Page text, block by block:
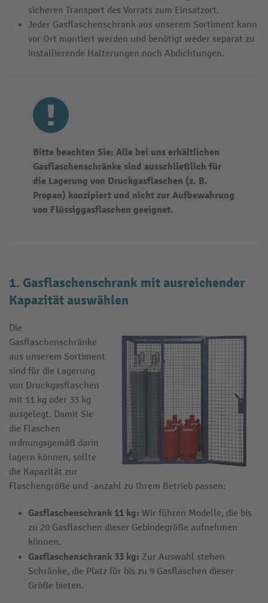
sicheren Transport des Vorrats zum Einsatzort.
Jeder Gasflaschenschrank aus unserem Sortiment kann
vor Ort montiert werden und benötigt weder separat zu
installierende Halterungen noch Abdichtungen.
Bitte beachten Sie: Alle bei uns erhältlichen
Gasflaschenschränke sind ausschließlich für
die Lagerung von Druckgasflaschen (z. B.
Propan) konzipiert und nicht zur Aufbewahrung
von Flüssiggasflaschen geeignet.
1. Gasflaschenschrank mit ausreichender
Kapazität auswählen
Die
Gasflaschenschränke
aus unserem Sortiment
sind für die Lagerung
von Druckgasflaschen
mit 11 kg oder 33 kg
ausgelegt. Damit Sie
die Flaschen
ordnungsgemäß darin
lagern können, sollte
die Kapazität zur
Flaschengröße und -anzahl zu Ihrem Betrieb passen:
Gasflaschenschrank 11 kg: Wir führen Modelle, die bis
zu 20 Gasflaschen dieser Gebindegröße aufnehmen
können.
Gasflaschenschrank 33 kg: Zur Auswahl stehen
Schränke, die Platz für bis zu 9 Gasflaschen dieser
Größe bieten.